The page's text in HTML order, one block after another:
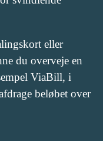
eller
du overveje en
ViaBill, i
beløbet over